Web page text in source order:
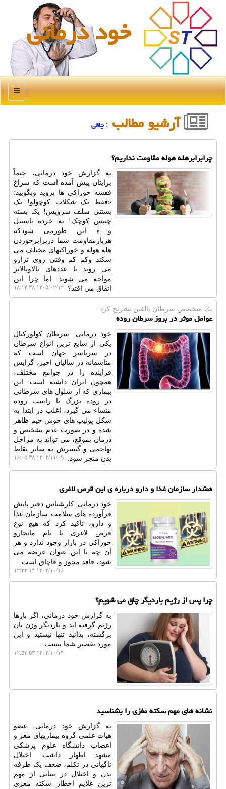
خود درمانی
منو
آرشیو مطالب : چاقی
چرابرابرهله هوله مقاومت نداریم؟
به گزارش خود درمانی، حتماً
برایتان پیش آمده است که سراغ
قفسه خوراکی ها بروید وبگویید:
«فقط یک شکلات کوچولو! یک
بستنی سلف سرویس! یک بسته
چیپس کوچک! یه خرده پاستیل
و....» این طورمی شودکه
هربارمقاومت شما دربرابرخوردن
هله هوله و خوراکیهای مختلف می
شکند وکم کم وقتی روی ترازو
می روید با عددهای بالاوبالاتر
مواجه می شوید. اما چرا این
اتفاق می افتد؟
۱۴۰۵/۰۲/۱۲ ۱۸:۱۲:۳۸
یك متخصص سرطان بالغین تشریح كرد
عوامل موثر در بروز سرطان روده
خود درمانی: سرطان کولورکتال
یکی از شایع ترین انواع سرطان
در سرتاسر جهان است که
متاسفانه در سالیان اخیر، گرایش
فزاینده را در جوامع مختلف،
همچون ایران داشته است. این
بیماری که از سلول های سرطانی
در روده بزرگ یا راست روده
منشاء می گیرد، اغلب در ابتدا به
شکل پولیپ های خوش خیم ظاهر
شده و در صورت عدم تشخیص و
درمان بموقع، می تواند به مراحل
تهاجمی و گسترش به سایر نقاط
بدن منجر شود.
۱۴۰۴/۱۱/۰۹ ۱۶:۰۵:۳۸
هشدار سازمان غذا و دارو درباره ی این قرص لاغری
خود درمانی: کارشناس دفتر پایش
فرآورده های سلامت سازمان غذا
و دارو، تاکید کرد که هیچ نوع
قرص لاغری با نام مانجارو
خوراکی در بازار وجود ندارد و هر
آن چه با این عنوان عرضه می
شود، فاقد مجوز و قاچاق است.
۱۴۰۴/۱۰/۱۶ ۱۲:۳۳:۱۴
چرا پس از رژیم باردیگر چاق می شویم؟
به گزارش خود درمانی، اگر بارها
رژیم گرفته اید و باردیگر وزن تان
برگشته، بدانید تنها نیستید و این
مورد تقصیر شما نیست.
۱۴۰۴/۱۰/۱۴ ۱۲:۵۴:۵۳
نشانه های مهم سکته مغزی را بشناسید
به گزارش خود درمانی، عضو
هیات علمی گروه بیماریهای مغز و
اعصاب دانشگاه علوم پزشکی
مشهد اظهار داشت: اختلال
ناگهانی در تکلم، ضعف یک طرفه
بدن و اختلال در بینایی از مهم
ترین علایم اخطار سکته مغزی